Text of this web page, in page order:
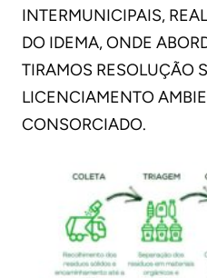
INTERMUNICIPAIS,
DO IDEMA, ONDE
TIRAMOS RESOLUÇÃO
LICENCIAMENTO
CONSORCIADO.